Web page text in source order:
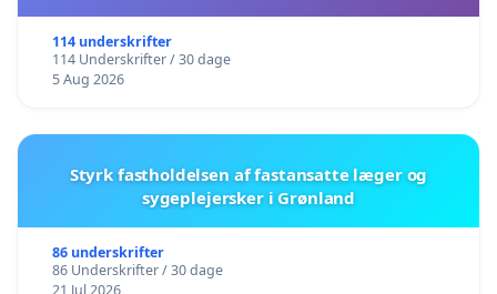
114 underskrifter
114 Underskrifter / 30 dage
5 Aug 2026
Styrk fastholdelsen af fastansatte læger og
sygeplejersker i Grønland
86 underskrifter
86 Underskrifter / 30 dage